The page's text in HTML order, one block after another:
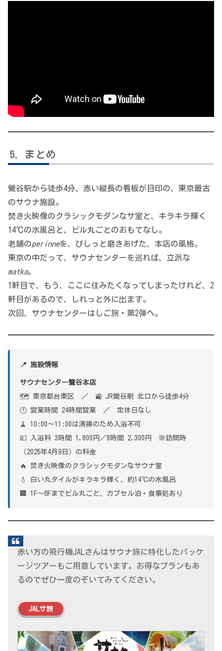
まとめ
鶯谷駅から徒歩4分、赤い縦長の看板が目印の、東京最古
のサウナ施設。
焚き火映像のクラシックモダンなサ室と、キラキラ輝く
14℃の水風呂と、ビル丸ごとのおもてなし。
老舗のperinneを、ぴしっと磨きあげた、本店の風格。
東京の中だって、サウナセンターを巡れば、立派な
matka。
1軒目で、もう、ここに住みたくなってしまったけれど、2
軒目があるので、しれっと外に出ます。
次回、サウナセンターはしご旅・第2弾へ。
📍 施設情報
サウナセンター鶯谷本店
🗺 東京都台東区 ／ 🚉 JR鶯谷駅 北口から徒歩4分
🕐 営業時間 24時間営業 ／ 定休日なし
🧹 10:00〜11:00は清掃のため入浴不可
💴 入浴料 3時間 1,800円／8時間 2,300円 ※訪問時
（2025年4月9日）の料金
🔥 焚き火映像のクラシックモダンなサウナ室
💧 白い丸タイルがキラキラ輝く、約14℃の水風呂
🏢 1F〜6Fまでビル丸ごと、カプセル泊・食事処あり
赤い方の飛行機JALさんはサウナ旅に特化したパッケ
ージツアーもご用意しています。お得なプランもあ
るのでぜひ一度のぞいてみてください。
JALサ旅